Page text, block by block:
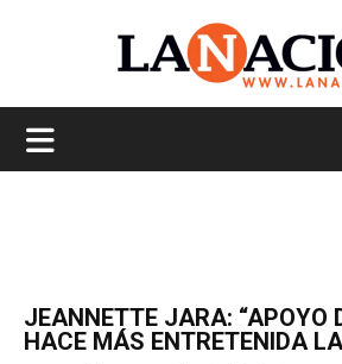
JEANNETTE JARA: “APOYO
HACE MÁS ENTRETENIDA